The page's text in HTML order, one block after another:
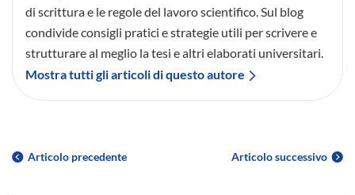
di scrittura e le regole del lavoro scientifico. Sul blog
condivide consigli pratici e strategie utili per scrivere e
strutturare al meglio la tesi e altri elaborati universitari.
Mostra tutti gli articoli di questo autore
Articolo precedente Articolo successivo